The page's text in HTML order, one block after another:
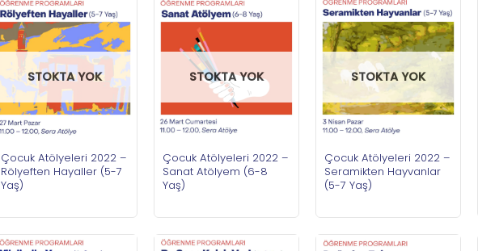
STOKTA YOK
Çocuk Atölyeleri 2022 –
Rölyeften Hayaller (5-7
Yaş)
STOKTA YOK
Çocuk Atölyeleri 2022 –
Sanat Atölyem (6-8
Yaş)
STOKTA YOK
Çocuk Atölyeleri 2022 –
Seramikten Hayvanlar
(5-7 Yaş)